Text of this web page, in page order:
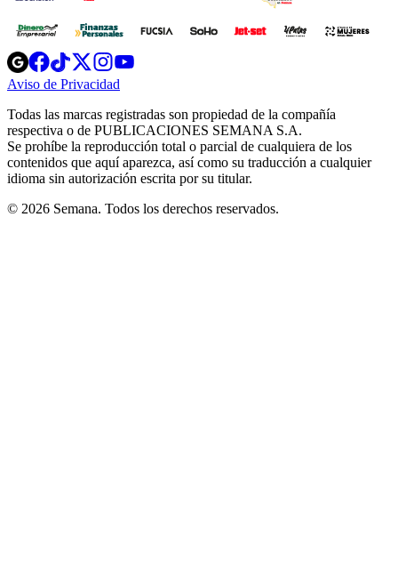
Opens
in
new
Opens
in
new
Opens
in
new
window
Opens
new
windowwindow
Aviso de Privacidad
new
window
Todas las marcas registradas son propiedad de la compañía
respectiva o de PUBLICACIONES SEMANA S.A.
Se prohíbe la reproducción total o parcial de cualquiera de los
contenidos que aquí aparezca, así como su traducción a cualquier
idioma sin autorización escrita por su titular.
© 2026 Semana. Todos los derechos reservados.